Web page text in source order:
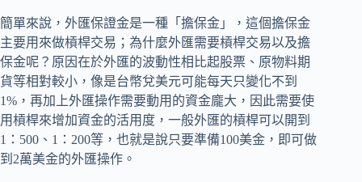
簡單來說，外匯保證金是一種「擔保金」，這個擔保金
主要用來做槓桿交易；為什麼外匯需要槓桿交易以及擔
保金呢？原因在於外匯的波動性相比起股票、原物料期
貨等相對較小，像是台幣兌美元可能每天只變化不到
1%，再加上外匯操作需要動用的資金龐大，因此需要使
用槓桿來增加資金的活用度，一般外匯的槓桿可以開到
1：500、1：200等，也就是說只要準備100美金，即可做
到2萬美金的外匯操作。